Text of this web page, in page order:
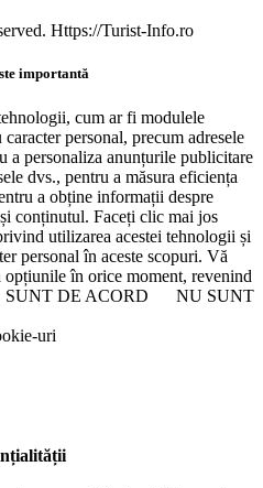
Https://Turist-Info.ro
importantă
cum ar fi modulele
personal, precum adresele
a personaliza anunțurile publicitare
dvs., pentru a măsura eficiența
a obține informații despre
conținutul. Faceți clic mai jos
utilizarea acestei tehnologii și
personal în aceste scopuri. Vă
în orice moment, revenind
SUNT DE ACORD
NU SUNT
uri